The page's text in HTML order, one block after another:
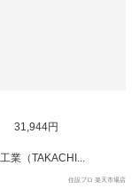
31,944円
業（TAKACHI...
住設プロ 楽天市場店